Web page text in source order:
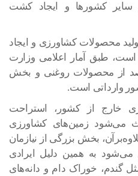
کشورها و ایجاد کشت
محصولات کشاورزی و ایجاد
است، طبق آمار اعلامی وزارت
اکنون ۹۰ درصد از محصولات روغنی و بخش
وارداتی است.
خارج از کشور، استراحت
می‌شود زمین‌های کشاورزی
بخش بزرگی از نیازمان
به همین دلیل ایرادی
گندم، خوراک دام و دانه‌های